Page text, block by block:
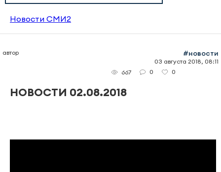
Новости СМИ2
автор #новости
03 августа 2018, 08:11
667
0 0
НОВОСТИ 02.08.2018